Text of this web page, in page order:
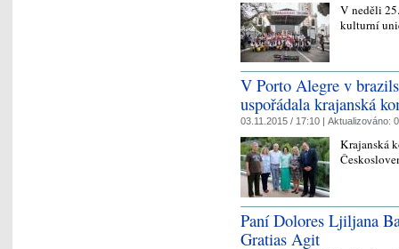
V neděli
kulturní
V Porto Alegre v
uspořádala krajanská
03.11.2015 / 17:10 | Aktualizováno:
Krajanská
Paní Dolores Ljiljana
Gratias Agit